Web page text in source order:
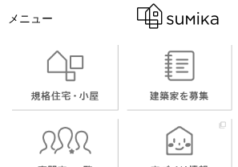
メニュー